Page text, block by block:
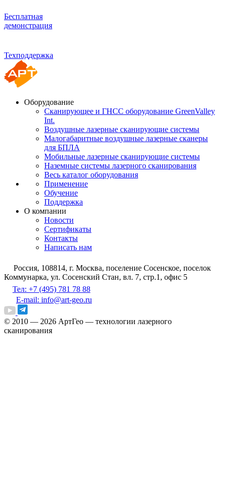
Бесплатная
демонстрация
Техподдержка
Оборудование
Сканирующее и ГНСС оборудование GreenValley
Int.
Воздушные лазерные сканирующие системы
Малогабаритные воздушные лазерные сканеры
для БПЛА
Мобильные лазерные сканирующие системы
Наземные системы лазерного сканирования
Весь каталог оборудования
Применение
Обучение
Поддержка
О компании
Новости
Сертификаты
Контакты
Написать нам
Россия, 108814, г. Москва, поселение Сосенское, поселок
Коммунарка, ул. Сосенский Стан, вл. 7, стр.1, офис 5
Тел: +7 (495) 781 78 88
E-mail: info@art-geo.ru
© 2010 — 2026 АртГео — технологии лазерного
сканирования